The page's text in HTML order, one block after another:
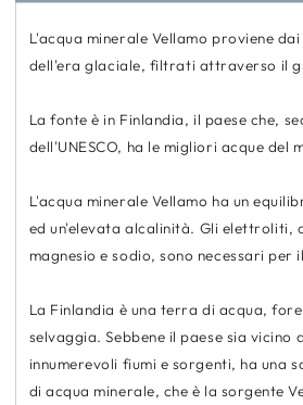
L'acqua minerale Vellamo proviene
dell'era glaciale, filtrati attraverso il
La fonte è in Finlandia, il paese che,
dell'UNESCO, ha le migliori acque del
L'acqua minerale Vellamo ha un
ed un'elevata alcalinità. Gli elettroliti,
magnesio e sodio, sono necessari per
La Finlandia è una terra di acqua,
selvaggia. Sebbene il paese sia
innumerevoli fiumi e sorgenti, ha una
di acqua minerale, che è la sorgente